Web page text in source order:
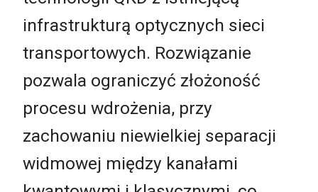
infrastrukturą optycznych sieci
transportowych. Rozwiązanie
pozwala ograniczyć złożoność
procesu wdrożenia, przy
zachowaniu niewielkiej separacji
widmowej między kanałami